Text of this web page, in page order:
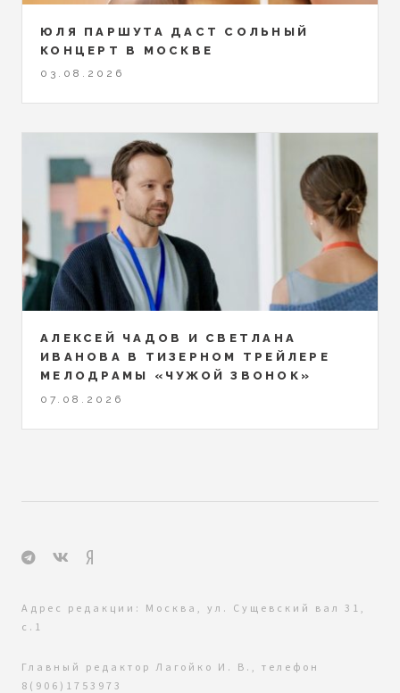
ЮЛЯ ПАРШУТА ДАСТ СОЛЬНЫЙ
КОНЦЕРТ В МОСКВЕ
03.08.2026
АЛЕКСЕЙ ЧАДОВ И СВЕТЛАНА
ИВАНОВА В ТИЗЕРНОМ ТРЕЙЛЕРЕ
МЕЛОДРАМЫ «ЧУЖОЙ ЗВОНОК»
07.08.2026
Адрес редакции: Москва, ул. Сущевский вал 31,
с.1
Главный редактор Лагойко И. В., телефон
8(906)1753973